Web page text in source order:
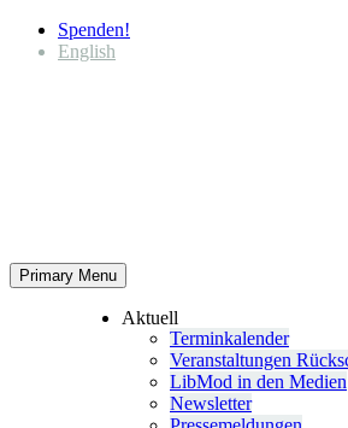
Spenden!
English
Primary Menu
Aktuell
Termin­ka­lender
Veran­stal­tungen
LibMod in den Medien
Newsletter